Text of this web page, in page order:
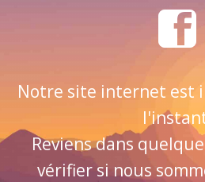
Notre site internet est
Reviens dans
vérifier si nous